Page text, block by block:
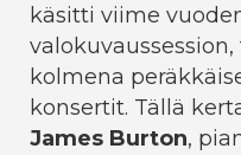
käsitti viime
kolmena
konsertit. Tällä
James Burton,